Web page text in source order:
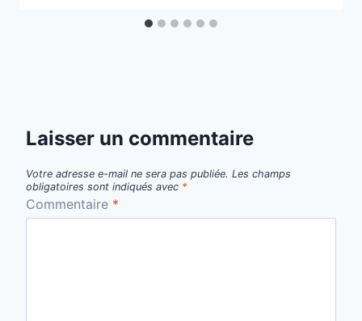
Laisser un commentaire
Votre adresse e-mail ne sera pas publiée. Les champs
obligatoires sont indiqués avec *
Commentaire *